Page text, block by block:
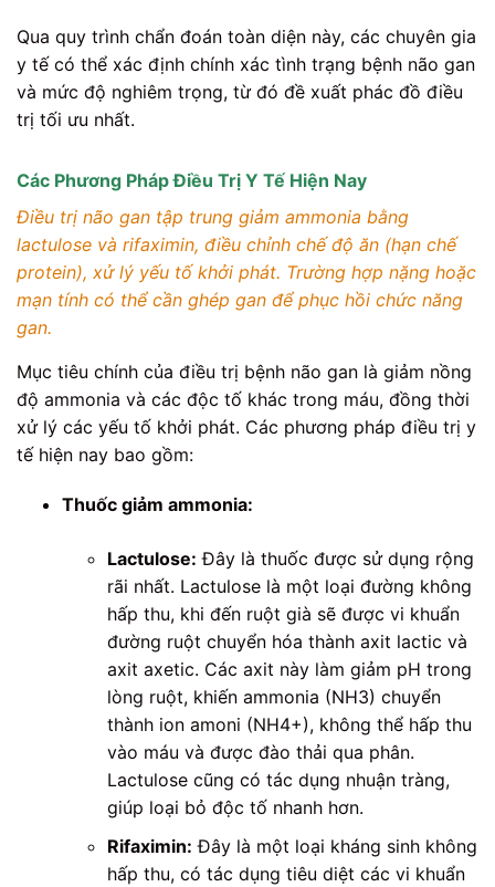
Qua quy trình chẩn đoán toàn diện này, các chuyên gia
y tế có thể xác định chính xác tình trạng bệnh não gan
và mức độ nghiêm trọng, từ đó đề xuất phác đồ điều
trị tối ưu nhất.
Các Phương Pháp Điều Trị Y Tế Hiện Nay
Điều trị não gan tập trung giảm ammonia bằng
lactulose và rifaximin, điều chỉnh chế độ ăn (hạn chế
protein), xử lý yếu tố khởi phát. Trường hợp nặng hoặc
mạn tính có thể cần ghép gan để phục hồi chức năng
gan.
Mục tiêu chính của điều trị bệnh não gan là giảm nồng
độ ammonia và các độc tố khác trong máu, đồng thời
xử lý các yếu tố khởi phát. Các phương pháp điều trị y
tế hiện nay bao gồm:
Thuốc giảm ammonia:
Lactulose: Đây là thuốc được sử dụng rộng
rãi nhất. Lactulose là một loại đường không
hấp thu, khi đến ruột già sẽ được vi khuẩn
đường ruột chuyển hóa thành axit lactic và
axit axetic. Các axit này làm giảm pH trong
lòng ruột, khiến ammonia (NH3) chuyển
thành ion amoni (NH4+), không thể hấp thu
vào máu và được đào thải qua phân.
Lactulose cũng có tác dụng nhuận tràng,
giúp loại bỏ độc tố nhanh hơn.
Rifaximin: Đây là một loại kháng sinh không
hấp thu, có tác dụng tiêu diệt các vi khuẩn